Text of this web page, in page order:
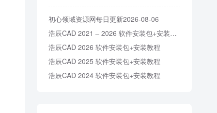
初心领域资源网每日更新2026-08-06
浩辰CAD 2021 – 2026 软件安装包+安装教程
浩辰CAD 2026 软件安装包+安装教程
浩辰CAD 2025 软件安装包+安装教程
浩辰CAD 2024 软件安装包+安装教程